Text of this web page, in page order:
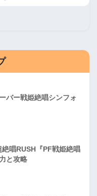
バー戦姫絶唱シンフォ
唱RUSH『PF戦姫絶唱
と攻略